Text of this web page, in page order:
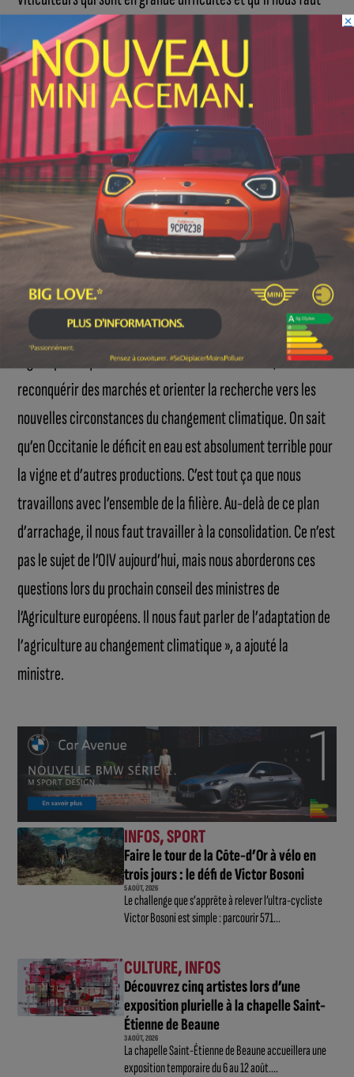
accompagner absolument », a déclaré Annie Genevard.
L’adaptation de la filière viti-vinicole aux
changements climatiques
« Nous travaillons beaucoup avec l’ensemble de la filière. Je
les ai réunis dès les premiers jours de mon arrivée au
ministère pour voir avec eux comment on peut les aider. C’est
une filière organisée avec des responsables qui sont très
conscients des évolutions qu’il faut donner à leur activité.
L’Europe vient de valider l’arrachage d’un certain nombre de
vignes parce qu’il nous faut maitriser les volumes,
reconquérir des marchés et orienter la recherche vers les
nouvelles circonstances du changement climatique. On sait
qu’en Occitanie le déficit en eau est absolument terrible pour
la vigne et d’autres productions. C’est tout ça que nous
travaillons avec l’ensemble de la filière. Au-delà de ce plan
d’arrachage, il nous faut travailler à la consolidation. Ce n’est
pas le sujet de l’OIV aujourd’hui, mais nous aborderons ces
questions lors du prochain conseil des ministres de
l’Agriculture européens. Il nous faut parler de l’adaptation de
l’agriculture au changement climatique », a ajouté la
ministre.
INFOS,SPORT
Faire le tour de la Côte-d’Or à vélo en
trois jours : le défi de Victor Bosoni
5 AOÛT, 2026
Le challenge que s’apprête à relever l’ultra-cycliste
Victor Bosoni est simple : parcourir 571...
CULTURE,INFOS
Découvrez cinq artistes lors d’une
exposition plurielle à la chapelle Saint-
Étienne de Beaune
3 AOÛT, 2026
La chapelle Saint-Étienne de Beaune accueillera une
exposition temporaire du 6 au 12 août....
×